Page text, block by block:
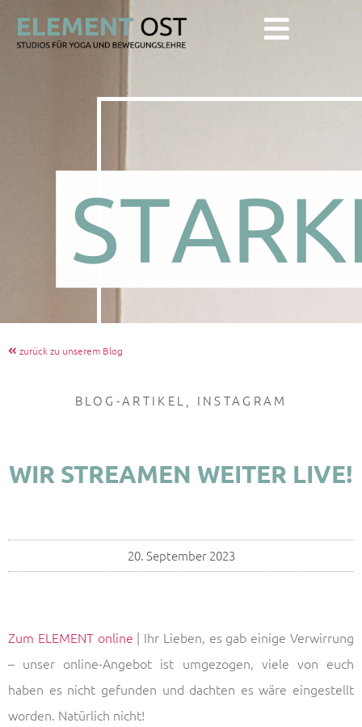
zurück zu unserem Blog
BLOG-ARTIKEL, INSTAGRAM
WIR STREAMEN WEITER LIVE!
20. September 2023
Zum ELEMENT online | Ihr Lieben, es gab einige Verwirrung
– unser online-Angebot ist umgezogen, viele von euch
haben es nicht gefunden und dachten es wäre eingestellt
worden. Natürlich nicht!